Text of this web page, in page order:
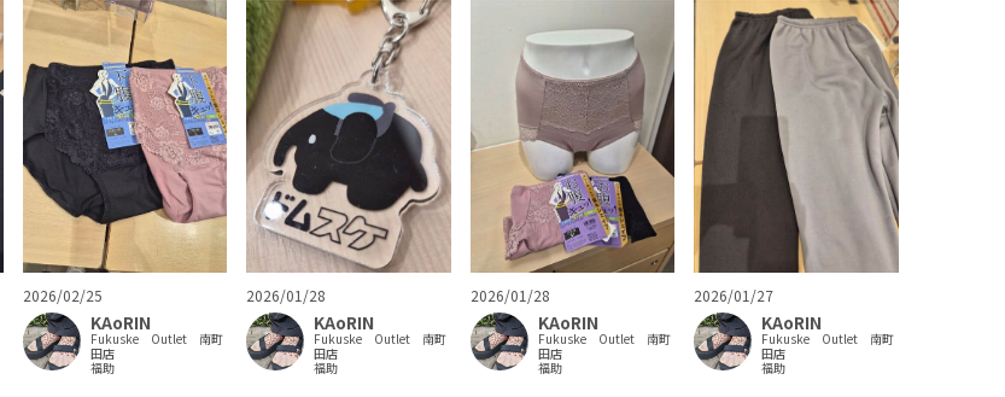
2026/02/25
KAoRIN
Fukuske Outlet 南町
田店
福助
2026/01/28
KAoRIN
Fukuske Outlet 南町
田店
福助
2026/01/28
KAoRIN
Fukuske Outlet 南町
田店
福助
2026/01/27
KAoRIN
Fukuske Outlet 南町
田店
福助